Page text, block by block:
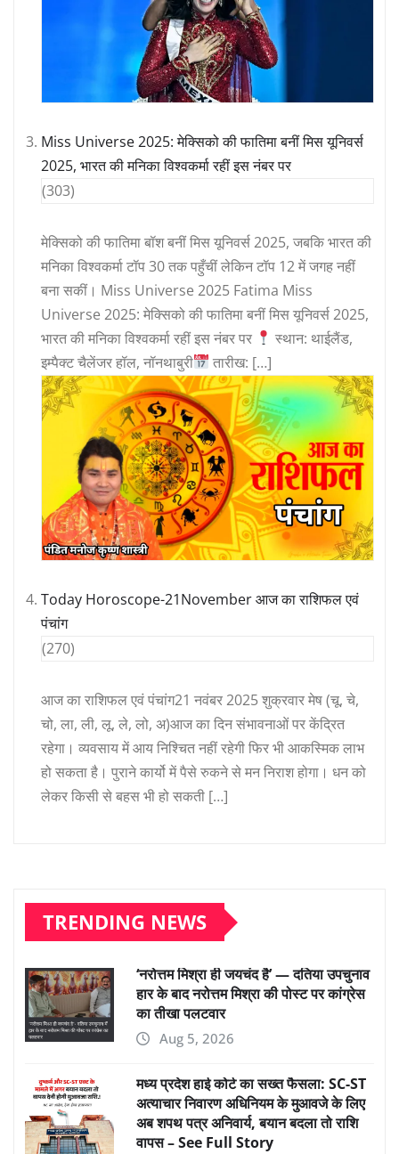
Miss Universe 2025: मेक्सिको की फातिमा बनीं मिस यूनिवर्स
2025, भारत की मनिका विश्वकर्मा रहीं इस नंबर पर
(303)
मेक्सिको की फातिमा बॉश बनीं मिस यूनिवर्स 2025, जबकि भारत की
मनिका विश्वकर्मा टॉप 30 तक पहुँचीं लेकिन टॉप 12 में जगह नहीं
बना सकीं। Miss Universe 2025 Fatima Miss
Universe 2025: मेक्सिको की फातिमा बनीं मिस यूनिवर्स 2025,
भारत की मनिका विश्वकर्मा रहीं इस नंबर पर
स्थान: थाईलैंड,
इम्पैक्ट चैलेंजर हॉल, नॉनथाबुरी
तारीख: […]
Today Horoscope-21November आज का राशिफल एवं
पंचांग
(270)
आज का राशिफल एवं पंचांग21 नवंबर 2025 शुक्रवार मेष (चू, चे,
चो, ला, ली, लू, ले, लो, अ)आज का दिन संभावनाओं पर केंद्रित
रहेगा। व्यवसाय में आय निश्चित नहीं रहेगी फिर भी आकस्मिक लाभ
हो सकता है। पुराने कार्यो में पैसे रुकने से मन निराश होगा। धन को
लेकर किसी से बहस भी हो सकती […]
TRENDING NEWS
‘नरोत्तम मिश्रा ही जयचंद है’ — दतिया उपचुनाव
हार के बाद नरोत्तम मिश्रा की पोस्ट पर कांग्रेस
का तीखा पलटवार
Aug 5, 2026
मध्य प्रदेश हाई कोर्ट का सख्त फैसला: SC-ST
अत्याचार निवारण अधिनियम के मुआवजे के लिए
अब शपथ पत्र अनिवार्य, बयान बदला तो राशि
वापस – See Full Story